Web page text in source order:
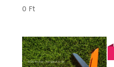
0 Ft